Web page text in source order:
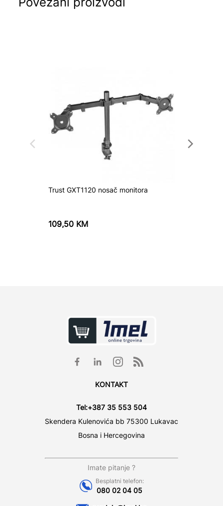
Trust GXT1120 nosač monitora
109,50 KM
KONTAKT
Tel:+387 35 553 504
Skendera Kulenovića bb 75300 Lukavac
Bosna i Hercegovina
Imate pitanje ?
Besplatni telefon:
080 02 04 05